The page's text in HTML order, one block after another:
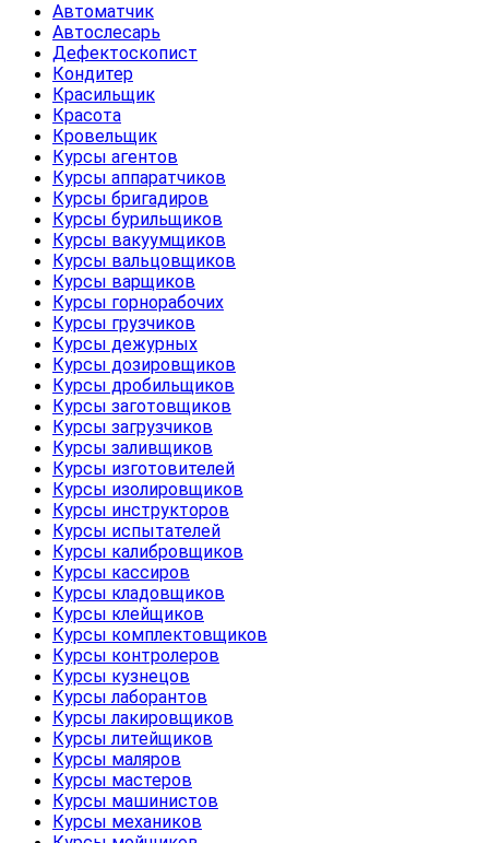
Автоматчик
Автослесарь
Дефектоскопист
Кондитер
Красильщик
Красота
Кровельщик
Курсы агентов
Курсы аппаратчиков
Курсы бригадиров
Курсы бурильщиков
Курсы вакуумщиков
Курсы вальцовщиков
Курсы варщиков
Курсы горнорабочих
Курсы грузчиков
Курсы дежурных
Курсы дозировщиков
Курсы дробильщиков
Курсы заготовщиков
Курсы загрузчиков
Курсы заливщиков
Курсы изготовителей
Курсы изолировщиков
Курсы инструкторов
Курсы испытателей
Курсы калибровщиков
Курсы кассиров
Курсы кладовщиков
Курсы клейщиков
Курсы комплектовщиков
Курсы контролеров
Курсы кузнецов
Курсы лаборантов
Курсы лакировщиков
Курсы литейщиков
Курсы маляров
Курсы мастеров
Курсы машинистов
Курсы механиков